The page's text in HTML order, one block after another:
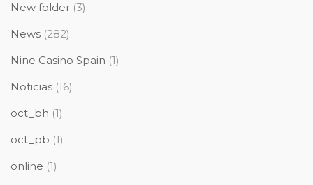
New folder (3)
News (282)
Nine Casino Spain (1)
Noticias (16)
oct_bh (1)
oct_pb (1)
online (1)